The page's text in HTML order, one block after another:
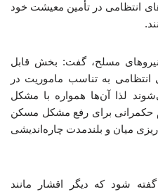
انتظامی در تأمین معیشت خود
مسلح، گفت: بخش قابل
به تناسب ماموریت در
لذا آن‌ها همواره با مشکل
حکمرانی برای رفع مشکل مسکن
میان‌ و بلندمدت چاره‌اندیشی
شود که دیگر اقشار مانند